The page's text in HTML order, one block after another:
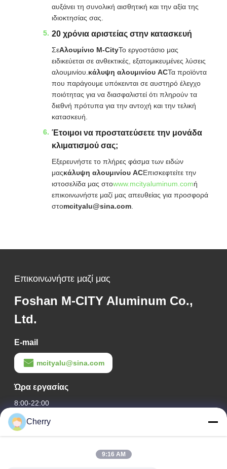
αυξάνει τη συνολική αισθητική και την αξία της
ιδιοκτησίας σας.
20 χρόνια αριστείας στην κατασκευή
ΣεΑλουμίνιο M-CityΤο εργοστάσιο μας
ειδικεύεται σε ανθεκτικές, εξατομικευμένες λύσεις
αλουμινίου. κάλυψη αλουμινίου ACΤα προϊόντα
που παράγουμε υπόκεινται σε αυστηρό έλεγχο
ποιότητας για να διασφαλιστεί ότι πληρούν τα
διεθνή πρότυπα για την αντοχή και την τελική
κατασκευή.
Έτοιμοι να προστατεύσετε την μονάδα
κλιματισμού σας;
Εξερευνήστε το πλήρες φάσμα των ειδών
μαςκάλυψη αλουμινίου ACΕπισκεφτείτε την
ιστοσελίδα μας στοwww.mcityaluminum.comή
επικοινωνήστε μαζί μας απευθείας για προσφορά
στοmcityalu@sina.com
Επικοινωνήστε μαζί μας
Foshan M-CITY Aluminum Co.,
Ltd.
E-mail
mcityalu@sina.com
Ώρα εργασίας
8:00-22:00
Η διεύθυνσή μας
Βιομηχανικό πάρκο Hegui, Lishui, Nanhai Foshan Guangdong
Cherry
9:16 AM